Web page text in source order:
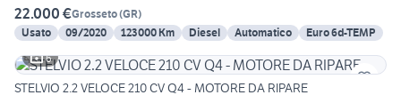
22.000 €Grosseto(GR)
Usato
09/2020 123000 Km Diesel Automatico
Euro 6d-TEMP
6
STELVIO 2.2 VELOCE 210 CV Q4 - MOTORE DA RIPARE